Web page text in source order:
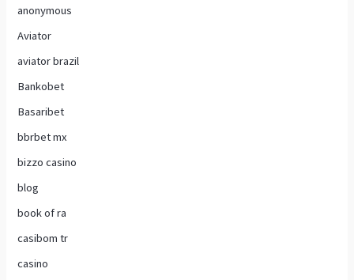
anonymous
Aviator
aviator brazil
Bankobet
Basaribet
bbrbet mx
bizzo casino
blog
book of ra
casibom tr
casino